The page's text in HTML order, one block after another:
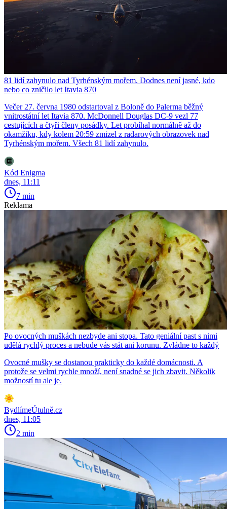
81 lidí zahynulo nad Tyrhénským mořem. Dodnes není jasné, kdo
nebo co zničilo let Itavia 870
Večer 27. června 1980 odstartoval z Boloně do Palerma běžný
vnitrostátní let Itavia 870. McDonnell Douglas DC-9 vezl 77
cestujících a čtyři členy posádky. Let probíhal normálně až do
okamžiku, kdy kolem 20:59 zmizel z radarových obrazovek nad
Tyrhénským mořem. Všech 81 lidí zahynulo.
Kód Enigma
dnes, 11:11
7 min
Reklama
Po ovocných muškách nezbyde ani stopa. Tato geniální past s nimi
udělá rychlý proces a nebude vás stát ani korunu. Zvládne to každý
Ovocné mušky se dostanou prakticky do každé domácnosti. A
protože se velmi rychle množí, není snadné se jich zbavit. Několik
možností tu ale je.
BydlímeÚtulně.cz
dnes, 11:05
2 min